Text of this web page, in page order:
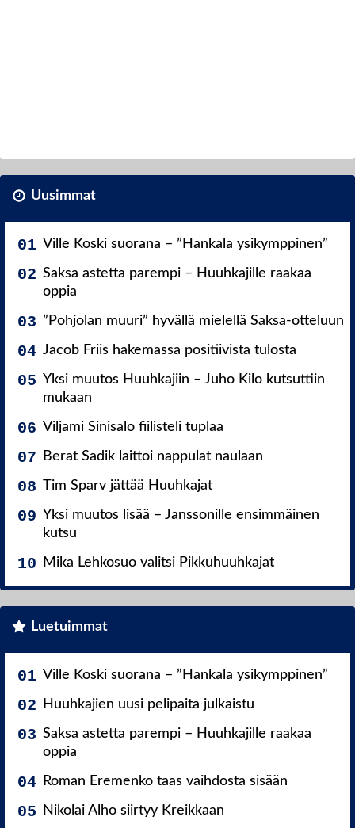
Uusimmat
Ville Koski suorana – ”Hankala ysikymppinen”
Saksa astetta parempi – Huuhkajille raakaa
oppia
”Pohjolan muuri” hyvällä mielellä Saksa-otteluun
Jacob Friis hakemassa positiivista tulosta
Yksi muutos Huuhkajiin – Juho Kilo kutsuttiin
mukaan
Viljami Sinisalo fiilisteli tuplaa
Berat Sadik laittoi nappulat naulaan
Tim Sparv jättää Huuhkajat
Yksi muutos lisää – Janssonille ensimmäinen
kutsu
Mika Lehkosuo valitsi Pikkuhuuhkajat
Luetuimmat
Ville Koski suorana – ”Hankala ysikymppinen”
Huuhkajien uusi pelipaita julkaistu
Saksa astetta parempi – Huuhkajille raakaa
oppia
Roman Eremenko taas vaihdosta sisään
Nikolai Alho siirtyy Kreikkaan